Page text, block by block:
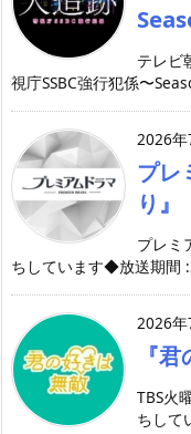
テレビ
視庁SSBC強行犯係〜
2026年
プレ
り』
プレミ
ちしています◆放送期間
2026年
『
TBS火
ちして